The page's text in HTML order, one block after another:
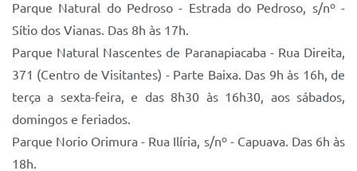
Parque Natural do Pedroso - Estrada do Pedroso, s/nº -
Sítio dos Vianas. Das 8h às 17h.
Parque Natural Nascentes de Paranapiacaba - Rua Direita,
371 (Centro de Visitantes) - Parte Baixa. Das 9h às 16h, de
terça a sexta-feira, e das 8h30 às 16h30, aos sábados,
domingos e feriados.
Parque Norio Orimura - Rua Ilíria, s/nº - Capuava. Das 6h às
18h.